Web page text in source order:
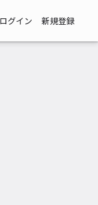
ログイン 新規登録